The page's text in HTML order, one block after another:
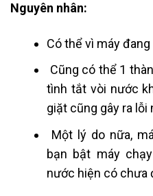
Nguyên nhân:
Có thể vì máy
Cũng có thể 1
tình tắt vòi nước
giặt cũng gây ra lỗi
Một lý do nữa,
bạn bật máy
nước hiện có chưa